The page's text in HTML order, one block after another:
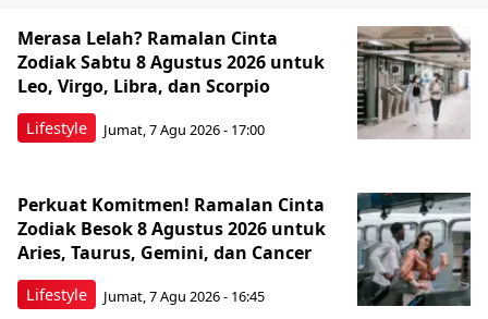
Lifestyle
Merasa Lelah? Ramalan Cinta
Zodiak Sabtu 8 Agustus 2026 untuk
Leo, Virgo, Libra, dan Scorpio
Jumat, 7 Agu 2026 - 17:00
Lifestyle
Perkuat Komitmen! Ramalan Cinta
Zodiak Besok 8 Agustus 2026 untuk
Aries, Taurus, Gemini, dan Cancer
Jumat, 7 Agu 2026 - 16:45